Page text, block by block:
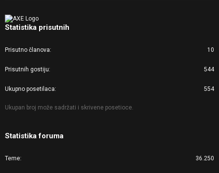
Statistika prisutnih
Prisutno članova 10
Prisutnih gostiju 544
Ukupno posetilaca 554
Ukupan broj može sadržati i skrivene posetioce.
Statistika foruma
Teme 36.250